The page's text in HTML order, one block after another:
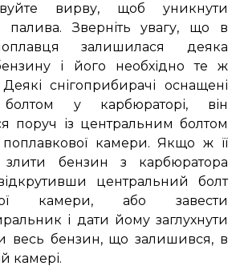
вирву, щоб уникнути
палива. Зверніть увагу, що в
залишилася деяка
бензину і його необхідно те ж
снігоприбирачі оснащені
у карбюраторі, він
поруч із центральним болтом
поплавкової камери. Якщо ж її
бензин з карбюратора
центральний болт
камери, або завести
і дати йому заглухнути
весь бензин, що залишився, в
камері.